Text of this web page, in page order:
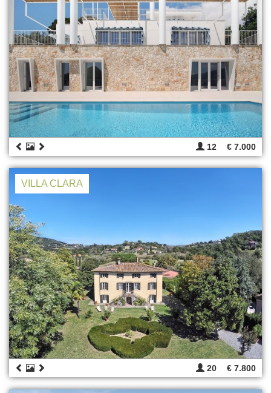
12 € 7.000
VILLA CLARA
20 € 7.800